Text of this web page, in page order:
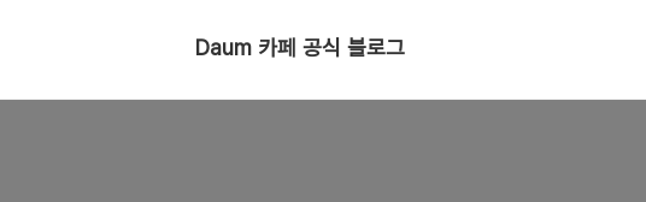
Daum 카페 공식 블로그